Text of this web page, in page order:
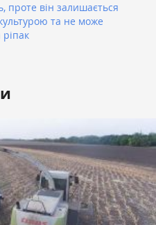
проте він залишається
та не може
ріпак